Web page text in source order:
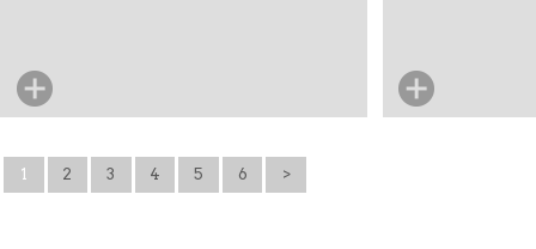
1 2 3 4 5 6 >